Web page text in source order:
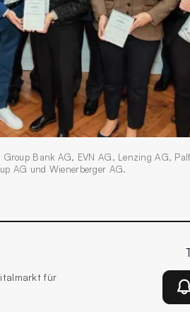
Group Bank AG, EVN AG, Lenzing AG,
AG und Wienerberger AG.
für